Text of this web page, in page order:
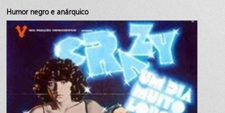
Humor negro e anárquico